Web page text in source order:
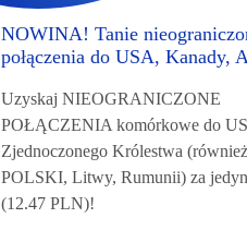
NOWINA! Tanie
połączenia do USA, Kanady,
Uzyskaj NIEOGRANICZONE
POŁĄCZENIA komórkowe do
Zjednoczonego Królestwa
POLSKI, Litwy, Rumunii) za
(12.47 PLN)!